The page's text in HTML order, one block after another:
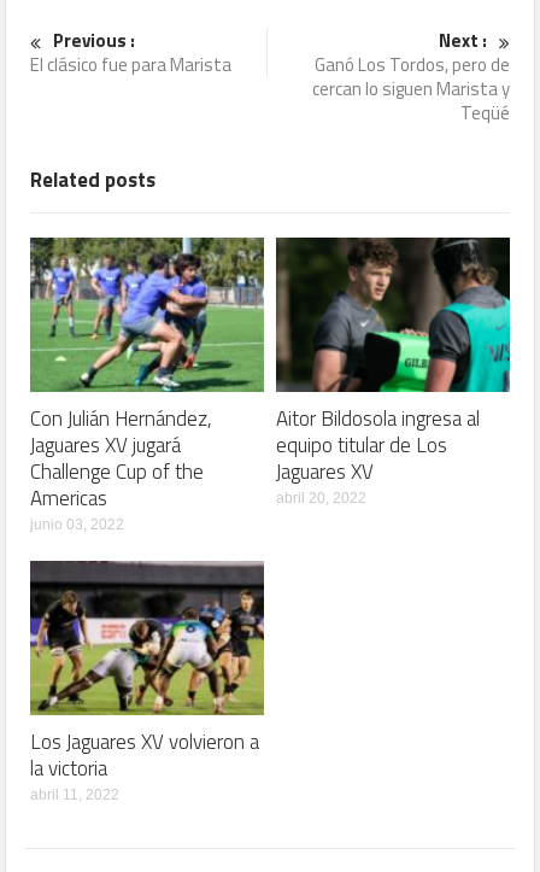
Previous :
El clásico fue para Marista
Next :
Ganó Los Tordos, pero de
cercan lo siguen Marista y
Teqüé
Related posts
Con Julián Hernández,
Jaguares XV jugará
Challenge Cup of the
Americas
junio 03, 2022
Aitor Bildosola ingresa al
equipo titular de Los
Jaguares XV
abril 20, 2022
Los Jaguares XV volvieron a
la victoria
abril 11, 2022